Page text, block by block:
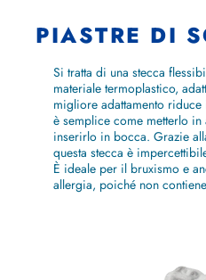
PIASTRE DI
Si tratta di una stecca
materiale termoplastico,
migliore adattamento
è semplice come metterlo
inserirlo in bocca. Grazie
questa stecca è
È ideale per il bruxismo e
allergia, poiché non